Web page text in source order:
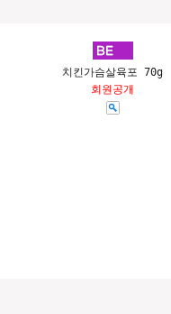
치킨가슴살육포 70g
회원공개